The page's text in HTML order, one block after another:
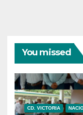
You missed
CD. VICTORIA